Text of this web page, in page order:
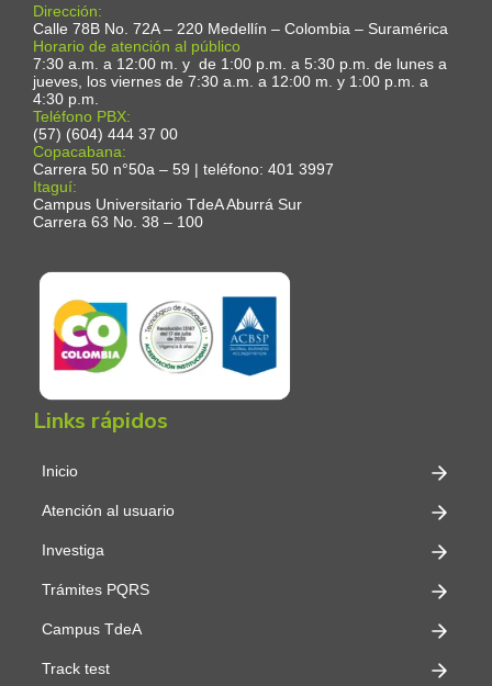
Dirección:
Calle 78B No. 72A – 220 Medellín – Colombia – Suramérica
Horario de atención al público
7:30 a.m. a 12:00 m. y de 1:00 p.m. a 5:30 p.m. de lunes a
jueves, los viernes de 7:30 a.m. a 12:00 m. y 1:00 p.m. a
4:30 p.m.
Teléfono PBX:
(57) (604) 444 37 00
Copacabana:
Carrera 50 n°50a – 59 | teléfono: 401 3997
Itaguí:
Campus Universitario TdeA Aburrá Sur
Carrera 63 No. 38 – 100
Links rápidos
Inicio
Atención al usuario
Investiga
Trámites PQRS
Campus TdeA
Track test